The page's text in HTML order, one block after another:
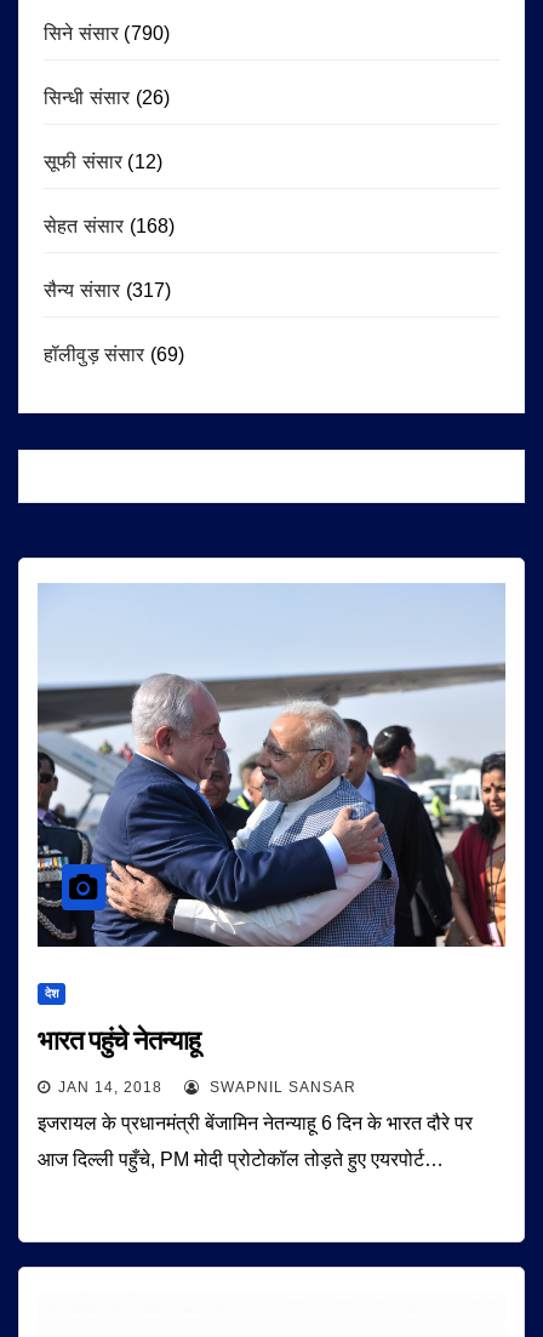
सिने संसार (790)
सिन्धी संसार (26)
सूफी संसार (12)
सेहत संसार (168)
सैन्य संसार (317)
हॉलीवुड़ संसार (69)
देश
भारत पहुंचे नेतन्याहू
JAN 14, 2018 SWAPNIL SANSAR
इजरायल के प्रधानमंत्री बेंजामिन नेतन्याहू 6 दिन के भारत दौरे पर
आज दिल्ली पहुँचे, PM मोदी प्रोटोकॉल तोड़ते हुए एयरपोर्ट…